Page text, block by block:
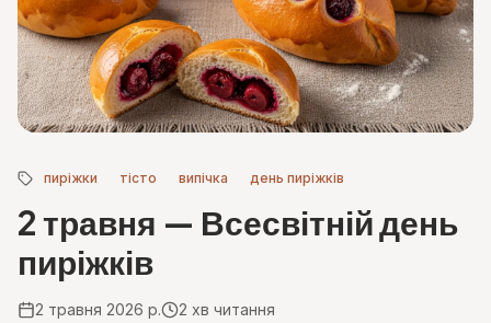
пиріжки тісто випічка день пиріжків
2 травня — Всесвітній день
пиріжків
2 травня 2026 р. 2 хв читання